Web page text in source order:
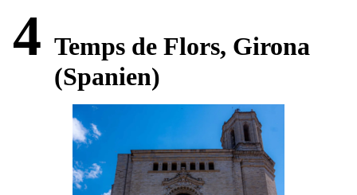
4 Temps de Flors, Girona
(Spanien)